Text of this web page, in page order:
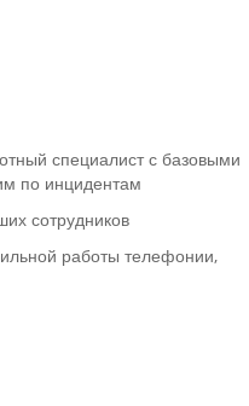
специалист с базовыми
по инцидентам
сотрудников
работы телефонии,